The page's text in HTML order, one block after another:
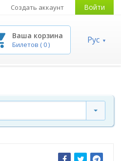
Создать аккаунт Войти
Ваша корзина
Билетов (0) Рус